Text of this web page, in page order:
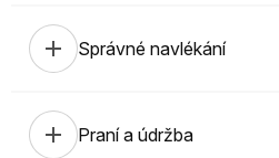
add Správné navlékání
add Praní a údržba